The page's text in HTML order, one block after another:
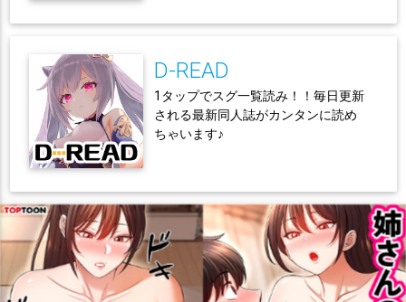
D-READ
1タップでスグ一覧読み！！毎日更新
される最新同人誌がカンタンに読め
ちゃいます♪